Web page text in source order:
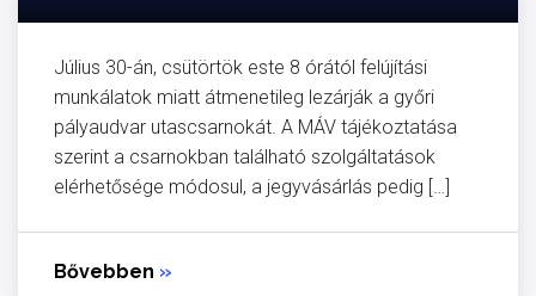
Július 30-án, csütörtök este 8 órától felújítási
munkálatok miatt átmenetileg lezárják a győri
pályaudvar utascsarnokát. A MÁV tájékoztatása
szerint a csarnokban található szolgáltatások
elérhetősége módosul, a jegyvásárlás pedig […]
Bővebben »